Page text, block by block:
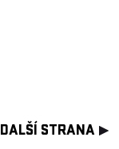
DALŠÍ STRANA